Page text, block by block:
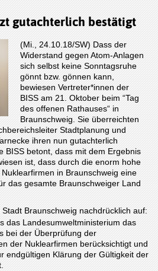
gutachterlich bestätigt
(Mi., 24.10.18/SW) Dass der
Widerstand gegen Atom-Anlagen
sich selbst keine Sonntagsruhe
gönnt bzw. gönnen kann,
bewiesen Vertreter*innen der
BISS am 21. Oktober beim “Tag
des offenen Rathauses“ in
Braunschweig. Sie überreichten
Stadtplanung und
ihren nun gutachterlich
BISS betont, dass mit dem Ergebnis
ist, dass durch die enorm hohe
in Braunschweig eine
das gesamte Braunschweiger Land
Braunschweig nachdrücklich auf:
das Landesumweltministerium das
bei der Überprüfung der
der Nuklearfirmen berücksichtigt und
endgültigen Klärung der Gültigkeit der